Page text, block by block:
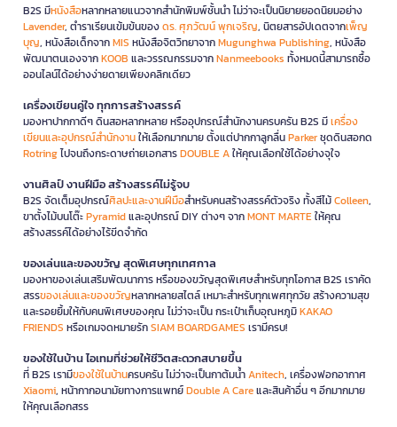
B2S มีหนังสือหลากหลายแนวจากสำนักพิมพ์ชั้นนำ ไม่ว่าจะเป็นนิยายยอดนิยมอย่าง
Lavender, ตำราเรียนเข้มข้นของดร. ศุภวัฒน์ พุกเจริญ, นิตยสารอัปเดตจากเพ็ญ
บุญ, หนังสือเด็กจากMIS หนังสือจิตวิทยาจากMugunghwa Publishing, หนังสือ
พัฒนาตนเองจากKOOB และวรรณกรรมจากNanmeebooks ทั้งหมดนี้สามารถซื้อ
ออนไลน์ได้อย่างง่ายดายเพียงคลิกเดียว
เครื่องเขียนคู่ใจ ทุกการสร้างสรรค์
มองหาปากกาดีๆ ดินสอหลากหลาย หรืออุปกรณ์สำนักงานครบครัน B2S มีเครื่อง
เขียนและอุปกรณ์สำนักงานให้เลือกมากมาย ตั้งแต่ปากกาลูกลื่นParkerชุดดินสอกด
Rotringไปจนถึงกระดาษถ่ายเอกสารDOUBLE Aให้คุณเลือกใช้ได้อย่างจุใจ
งานศิลป์ งานฝีมือ สร้างสรรค์ไม่รู้จบ
B2S จัดเต็มอุปกรณ์ศิลปะและงานฝีมือสำหรับคนสร้างสรรค์ตัวจริง ทั้งสีไม้Colleen,
ขาตั้งไม้บนโต๊ะPyramidและอุปกรณ์ DIY ต่างๆ จากMONT MARTEให้คุณ
สร้างสรรค์ได้อย่างไร้ขีดจำกัด
ของเล่นและของขวัญ สุดพิเศษทุกเทศกาล
มองหาของเล่นเสริมพัฒนาการ หรือของขวัญสุดพิเศษสำหรับทุกโอกาส B2S เราคัด
สรรของเล่นและของขวัญหลากหลายสไตล์ เหมาะสำหรับทุกเพศทุกวัย สร้างความสุข
และรอยยิ้มให้กับคนพิเศษของคุณ ไม่ว่าจะเป็น กระเป๋าเก็บอุณหภูมิKAKAO
FRIENDS หรือเกมจดหมายรักSIAM BOARDGAMES เรามีครบ!
ของใช้ในบ้าน ไอเทมที่ช่วยให้ชีวิตสะดวกสบายขึ้น
ที่ B2S เรามีของใช้ในบ้านครบครัน ไม่ว่าจะเป็นกาต้มน้ำAnitech, เครื่องฟอกอากาศ
Xiaomi, หน้ากากอนามัยทางการแพทย์Double A Careและสินค้าอื่น ๆ อีกมากมาย
ให้คุณเลือกสรร